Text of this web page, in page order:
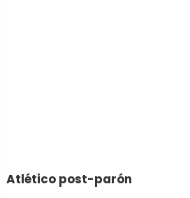
Atlético post-parón